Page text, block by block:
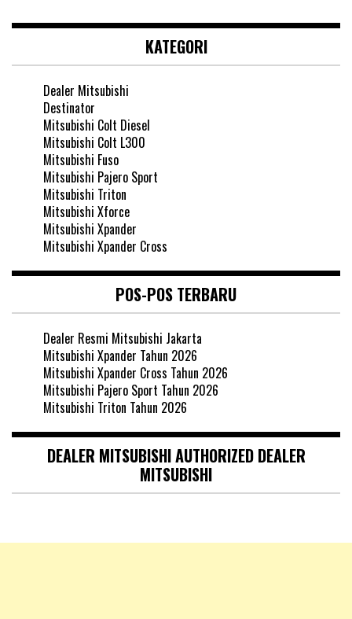
KATEGORI
Dealer Mitsubishi
Destinator
Mitsubishi Colt Diesel
Mitsubishi Colt L300
Mitsubishi Fuso
Mitsubishi Pajero Sport
Mitsubishi Triton
Mitsubishi Xforce
Mitsubishi Xpander
Mitsubishi Xpander Cross
POS-POS TERBARU
Dealer Resmi Mitsubishi Jakarta
Mitsubishi Xpander Tahun 2026
Mitsubishi Xpander Cross Tahun 2026
Mitsubishi Pajero Sport Tahun 2026
Mitsubishi Triton Tahun 2026
DEALER MITSUBISHI AUTHORIZED DEALER
MITSUBISHI